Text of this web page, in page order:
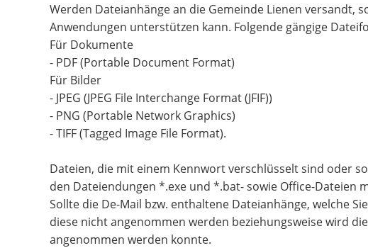
Werden Dateianhänge an die Gemeinde Lienen versandt,
Anwendungen unterstützen kann. Folgende gängige
Für Dokumente
- PDF (Portable Document Format)
Für Bilder
- JPEG (JPEG File Interchange Format (JFIF))
- PNG (Portable Network Graphics)
- TIFF (Tagged Image File Format).
Dateien, die mit einem Kennwort verschlüsselt sind oder
den Dateiendungen *.exe und *.bat- sowie Office-Dateien
Sollte die De-Mail bzw. enthaltene Dateianhänge, welche
diese nicht angenommen werden beziehungsweise wird
angenommen werden konnte.